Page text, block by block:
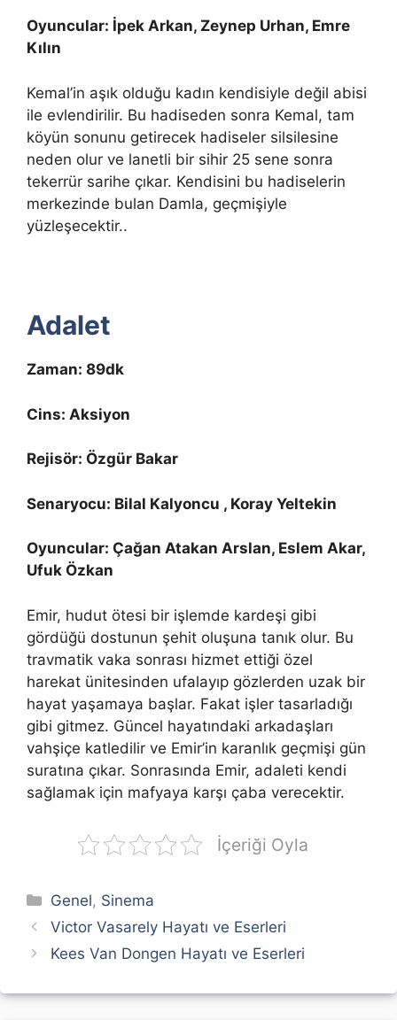
Oyuncular: İpek Arkan, Zeynep Urhan, Emre
Kılın
Kemal’in aşık olduğu kadın kendisiyle değil abisi
ile evlendirilir. Bu hadiseden sonra Kemal, tam
köyün sonunu getirecek hadiseler silsilesine
neden olur ve lanetli bir sihir 25 sene sonra
tekerrür sarihe çıkar. Kendisini bu hadiselerin
merkezinde bulan Damla, geçmişiyle
yüzleşecektir..
Adalet
Zaman: 89dk
Cins: Aksiyon
Rejisör: Özgür Bakar
Senaryocu: Bilal Kalyoncu , Koray Yeltekin
Oyuncular: Çağan Atakan Arslan, Eslem Akar,
Ufuk Özkan
Emir, hudut ötesi bir işlemde kardeşi gibi
gördüğü dostunun şehit oluşuna tanık olur. Bu
travmatik vaka sonrası hizmet ettiği özel
harekat ünitesinden ufalayıp gözlerden uzak bir
hayat yaşamaya başlar. Fakat işler tasarladığı
gibi gitmez. Güncel hayatındaki arkadaşları
vahşiçe katledilir ve Emir’in karanlık geçmişi gün
suratına çıkar. Sonrasında Emir, adaleti kendi
sağlamak için mafyaya karşı çaba verecektir.
İçeriği Oyla
Kategoriler
Genel, Sinema
Victor Vasarely Hayatı ve Eserleri
Kees Van Dongen Hayatı ve Eserleri